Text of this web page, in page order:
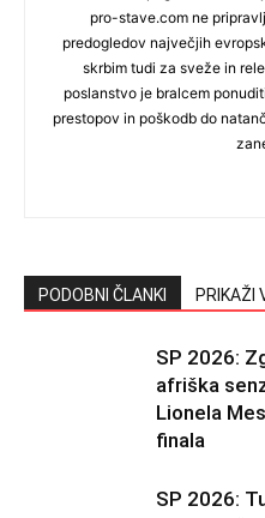
pro-stave.com ne
predogledov največjih
skrbim tudi za sveže in
poslanstvo je bralcem
prestopov in poškodb do
PODOBNI ČLANKI PRIKAŽI
SP 2026:
afriška
Lionela
finala
SP 2026: